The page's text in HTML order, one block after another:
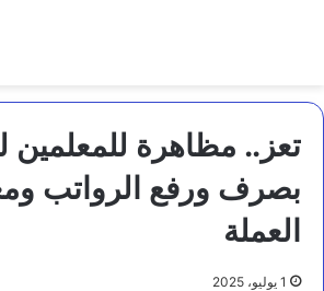
تعز.. مظاهرة للمعلمين
بصرف ورفع الرواتب
العملة
1 يوليو، 2025